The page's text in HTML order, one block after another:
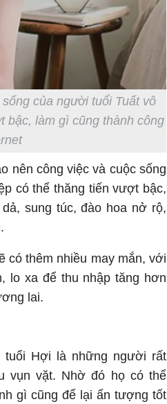
của người tuổi Tuất vô
bậc, làm gì cũng thành công
nên công việc và cuộc sống
có thể thăng tiến vượt bậc,
sung túc, đào hoa nở rộ,
có thêm nhiều may mắn, với
lo xa để thu nhập tăng hơn
lai.
tuổi Hợi là những người rất
vụn vặt. Nhờ đó họ có thể
gì cũng để lại ấn tượng tốt